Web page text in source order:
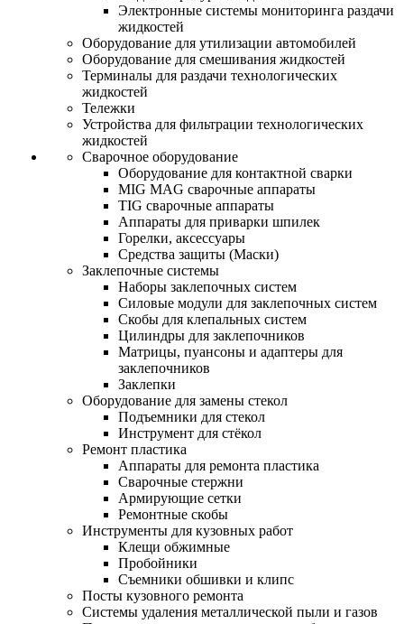
Электронные системы мониторинга раздачи
жидкостей
Оборудование для утилизации автомобилей
Оборудование для смешивания жидкостей
Терминалы для раздачи технологических
жидкостей
Тележки
Устройства для фильтрации технологических
жидкостей
Сварочное оборудование
Оборудование для контактной сварки
MIG MAG сварочные аппараты
TIG сварочные аппараты
Аппараты для приварки шпилек
Горелки, аксессуары
Средства защиты (Маски)
Заклепочные системы
Наборы заклепочных систем
Силовые модули для заклепочных систем
Скобы для клепальных систем
Цилиндры для заклепочников
Матрицы, пуансоны и адаптеры для
заклепочников
Заклепки
Оборудование для замены стекол
Подъемники для стекол
Инструмент для стёкол
Ремонт пластика
Аппараты для ремонта пластика
Сварочные стержни
Армирующие сетки
Ремонтные скобы
Инструменты для кузовных работ
Клещи обжимные
Пробойники
Съемники обшивки и клипс
Посты кузовного ремонта
Системы удаления металлической пыли и газов